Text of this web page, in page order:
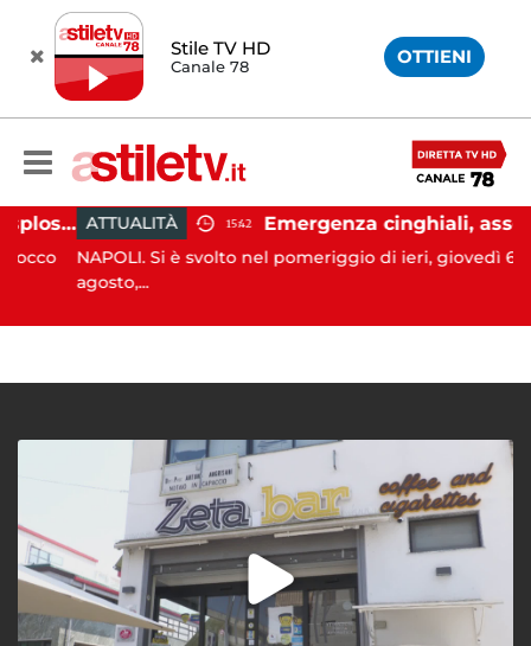
Stile TV HD
Canale 78 OTTIENI
Salerno, colpi di pistola esplosi a Pastena: paura tra i residenti ATTUALITÀ 15:42
NAPOLI. Si è svolto nel pomeriggio di ieri, giovedì 6
agosto,...